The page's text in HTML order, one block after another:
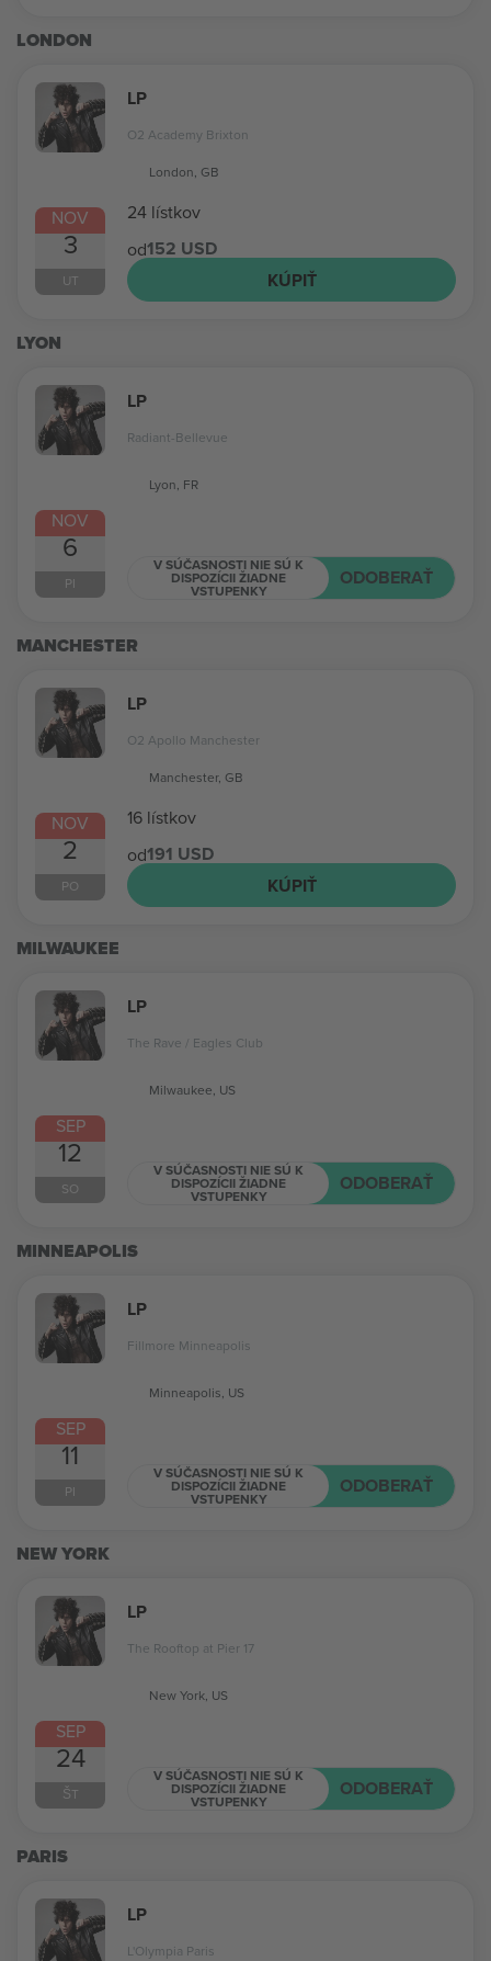
LONDON
NOV
3
UT
LP
O2 Academy Brixton
London, GB
24 lístkov
od152 USD
KÚPIŤ
LYON
NOV
6
PI
LP
Radiant-Bellevue
Lyon, FR
V SÚČASNOSTI NIE SÚ K
DISPOZÍCII ŽIADNE
VSTUPENKY
ODOBERAŤ
MANCHESTER
NOV
2
PO
LP
O2 Apollo Manchester
Manchester, GB
16 lístkov
od191 USD
KÚPIŤ
MILWAUKEE
SEP
12
SO
LP
The Rave / Eagles Club
Milwaukee, US
V SÚČASNOSTI NIE SÚ K
DISPOZÍCII ŽIADNE
VSTUPENKY
ODOBERAŤ
MINNEAPOLIS
SEP
11
PI
LP
Fillmore Minneapolis
Minneapolis, US
V SÚČASNOSTI NIE SÚ K
DISPOZÍCII ŽIADNE
VSTUPENKY
ODOBERAŤ
NEW YORK
SEP
24
ŠT
LP
The Rooftop at Pier 17
New York, US
V SÚČASNOSTI NIE SÚ K
DISPOZÍCII ŽIADNE
VSTUPENKY
ODOBERAŤ
PARIS
LP
L'Olympia Paris